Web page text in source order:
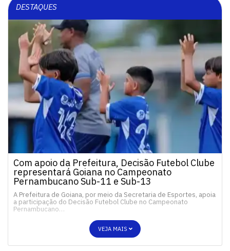
DESTAQUES
Com apoio da Prefeitura, Decisão Futebol Clube
representará Goiana no Campeonato
Pernambucano Sub-11 e Sub-13
A Prefeitura de Goiana, por meio da Secretaria de Esportes, apoia
a participação do Decisão Futebol Clube no Campeonato
Pernambucano…
VEJA MAIS